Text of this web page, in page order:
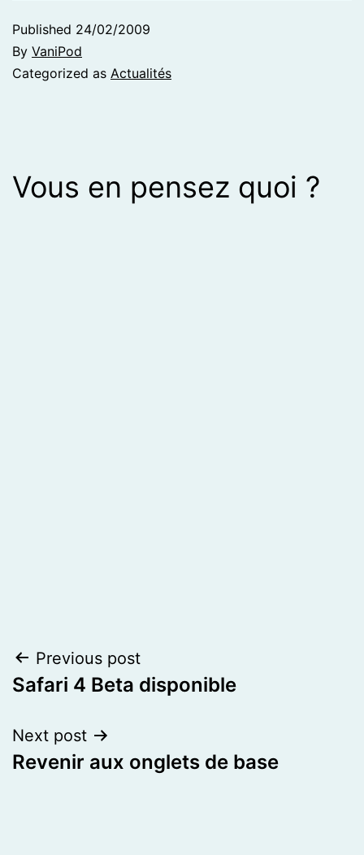
Published 24/02/2009
By VaniPod
Categorized as Actualités
Vous en pensez quoi ?
Post
navigation
Previous post
Safari 4 Beta disponible
Next post
Revenir aux onglets de base